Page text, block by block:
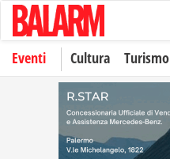
Eventi Cultura Turismo